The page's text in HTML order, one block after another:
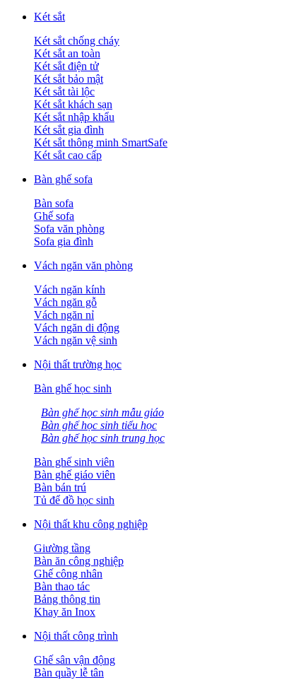
Két sắt
Két sắt chống cháy
Két sắt an toàn
Két sắt điện tử
Két sắt bảo mật
Két sắt tài lộc
Két sắt khách sạn
Két sắt nhập khẩu
Két sắt gia đình
Két sắt thông minh SmartSafe
Két sắt cao cấp
Bàn ghế sofa
Bàn sofa
Ghế sofa
Sofa văn phòng
Sofa gia đình
Vách ngăn văn phòng
Vách ngăn kính
Vách ngăn gỗ
Vách ngăn nỉ
Vách ngăn di động
Vách ngăn vệ sinh
Nội thất trường học
Bàn ghế học sinh
Bàn ghế học sinh mẫu giáo
Bàn ghế học sinh tiểu học
Bàn ghế học sinh trung học
Bàn ghế sinh viên
Bàn ghế giáo viên
Bàn bán trú
Tủ để đồ học sinh
Nội thất khu công nghiệp
Giường tầng
Bàn ăn công nghiệp
Ghế công nhân
Bàn thao tác
Bảng thông tin
Khay ăn Inox
Nội thất công trình
Ghế sân vận động
Bàn quầy lễ tân